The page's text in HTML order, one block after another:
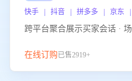
快手 | 抖音 | 拼多多 | 京东 |
跨平台聚合展示买家会话 ·
在线订购已售2919+